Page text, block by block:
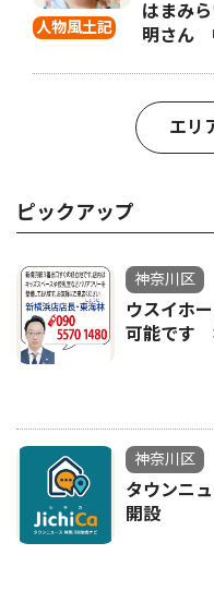
人物風土記
はまみ
明さん
エリ
ピックアップ
神奈川区
ウスイホ
可能です
神奈川区
タウンニ
開設